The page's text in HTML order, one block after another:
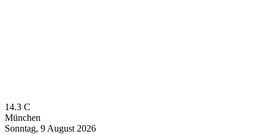
14.3 C
München
Sonntag, 9 August 2026